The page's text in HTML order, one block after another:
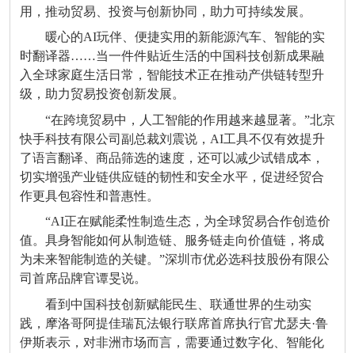
用，推动贸易、投资与创新协同，助力可持续发展。
暖心的AI玩伴、便捷实用的新能源汽车、智能的实
时翻译器……当一件件贴近生活的中国科技创新成果融
入全球家庭生活日常，智能技术正在推动产供链转型升
级，助力贸易投资创新发展。
“在跨境贸易中，人工智能的作用越来越显著。”北京
快手科技有限公司副总裁刘震说，AI工具不仅有效提升
了语言翻译、商品筛选的速度，还可以减少试错成本，
切实增强产业链供应链的韧性和安全水平，促进经贸合
作更具包容性和普惠性。
“AI正在赋能柔性制造生态，为全球贸易合作创造价
值。具身智能如何从制造链、服务链走向价值链，将成
为未来智能制造的关键。”深圳市优必选科技股份有限公
司首席品牌官谭旻说。
看到中国科技创新赋能民生、联通世界的生动实
践，摩洛哥阿提佳瑞瓦法银行联席首席执行官尤瑟夫·鲁
伊斯表示，对非洲市场而言，需要通过数字化、智能化